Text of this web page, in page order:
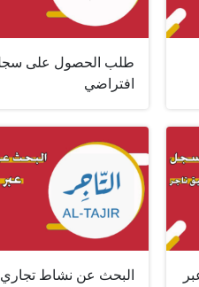
طلب الحصول على
افتراضي
البحث عن نشاط تجاري